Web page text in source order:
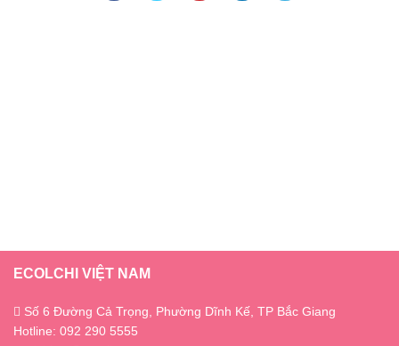
ECOLCHI VIỆT NAM
Số 6 Đường Cả Trọng, Phường Dĩnh Kế, TP Bắc Giang
Hotline: 092 290 5555